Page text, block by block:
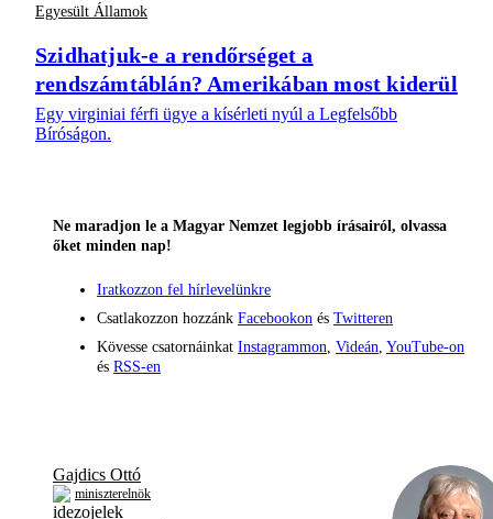
Egyesült Államok
Szidhatjuk-e a rendőrséget a
rendszámtáblán? Amerikában most kiderül
Egy virginiai férfi ügye a kísérleti nyúl a Legfelsőbb
Bíróságon.
Ne maradjon le a Magyar Nemzet legjobb írásairól, olvassa
őket minden nap!
Iratkozzon fel hírlevelünkre
Csatlakozzon hozzánk Facebookon és Twitteren
Kövesse csatornáinkat Instagrammon Videán YouTube-on
és RSS-en
Gajdics Ottó
miniszterelnök